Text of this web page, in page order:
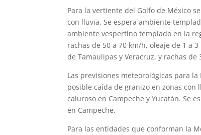
Para la vertiente del Golfo de México
con lluvia. Se espera ambiente
ambiente vespertino templado en la
rachas de 50 a 70 km/h, oleaje de 1 a
de Tamaulipas y Veracruz, y rachas de
Las previsiones meteorológicas para
posible caída de granizo en zonas
caluroso en Campeche y Yucatán. Se
en Campeche.
Para las entidades que conforman la